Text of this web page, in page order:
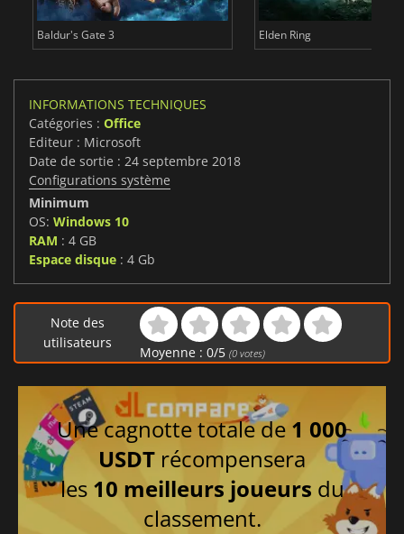
Baldur's Gate 3 Elden Ring
INFORMATIONS TECHNIQUES
Catégories : Office
Editeur : Microsoft
Date de sortie : 24 septembre 2018
Configurations système
Minimum
OS: Windows 10
RAM : 4 GB
Espace disque : 4 Gb
Note des
utilisateurs
Moyenne : 0/5 (0votes)
Une cagnotte totale de 1 000
USDT récompensera
les 10 meilleurs joueurs du
classement.